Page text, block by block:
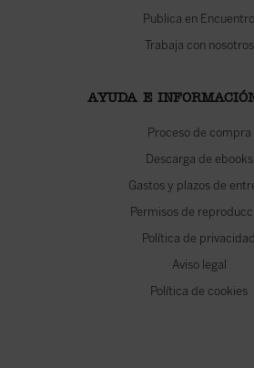
Publica en Encuentro
Trabaja con nosotros
AYUDA E
Proceso de compra
Descarga de ebooks
Gastos y plazos de
Permisos de
Política de privacidad
Aviso legal
Política de cookies